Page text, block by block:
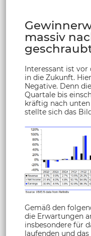
massiv
Interessant ist
in die Zukunft.
Negative. Denn
Quartale bis
kräftig nach
stellte sich das
Gemäß den
die Erwartungen
insbesondere für
laufenden und